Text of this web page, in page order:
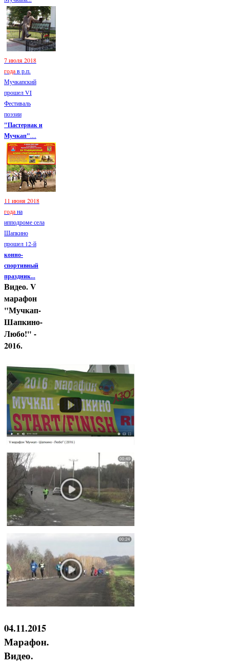
7 июля 2018
годав р.п.
Мучкапский
прошел VI
Фестиваль
поэзии
"Пастернак и
Мучкап"....
11 июня 2018
годана
ипподроме села
Шапкино
прошел 12-й
конно-
спортивный
праздник...
Видео. V
марафон
"Мучкап-
Шапкино-
Любо!" -
2016.
04.11.2015
Марафон.
Видео.